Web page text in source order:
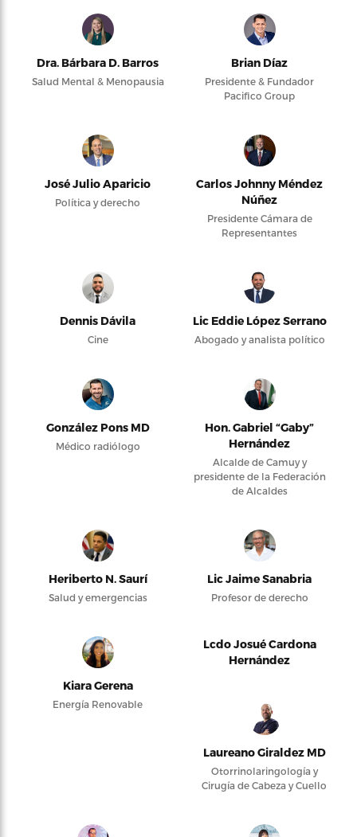
Dra. Bárbara D. Barros
Salud Mental & Menopausia
Brian Díaz
Presidente & Fundador
Pacifico Group
José Julio Aparicio
Política y derecho
Carlos Johnny Méndez
Núñez
Presidente Cámara de
Representantes
Dennis Dávila
Cine
Lic Eddie López Serrano
Abogado y analista político
González Pons MD
Médico radiólogo
Hon. Gabriel “Gaby”
Hernández
Alcalde de Camuy y
presidente de la Federación
de Alcaldes
Heriberto N. Saurí
Salud y emergencias
Lic Jaime Sanabria
Profesor de derecho
Kiara Gerena
Energía Renovable
Lcdo Josué Cardona
Hernández
Laureano Giraldez MD
Otorrinolaringología y
Cirugía de Cabeza y Cuello